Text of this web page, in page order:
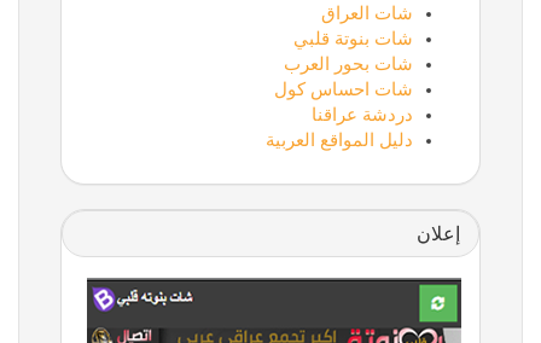
شات العراق
شات بنوتة قلبي
شات بحور العرب
شات احساس كول
دردشة عراقنا
دليل المواقع العربية
إعلان